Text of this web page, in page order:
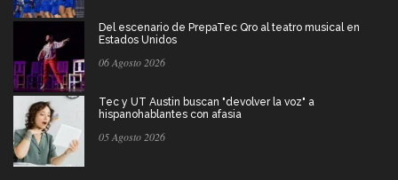
Del escenario de PrepaTec Qro al teatro musical en
Estados Unidos
06 Agosto 2026
Tec y UT Austin buscan "devolver la voz" a
hispanohablantes con afasia
05 Agosto 2026